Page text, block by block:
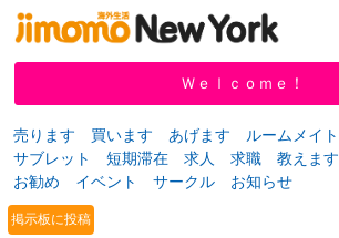
新規登録
掲示板 教えて！
Ｗｅｌｃｏｍｅ！
売ります 買います あげます ルームメイト
サブレット
短期滞在 求人 求職 教えます
お勧め
イベント サークル お知らせ
掲示板に投稿